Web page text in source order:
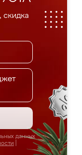
скидка
данных